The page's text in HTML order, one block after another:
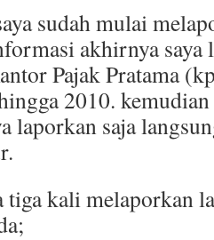
sudah mulai
akhirnya saya
Pajak Pratama
2010.
laporkan saja
tiga kali melaporkan